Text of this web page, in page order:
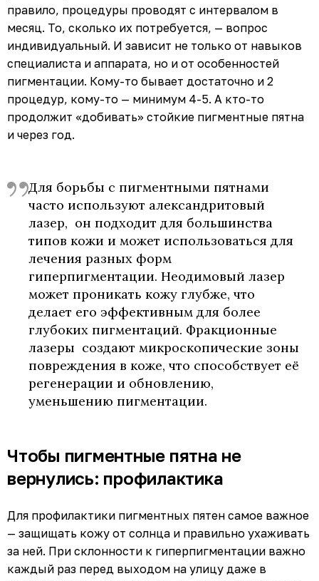
правило, процедуры проводят с интервалом в
месяц. То, сколько их потребуется, — вопрос
индивидуальный. И зависит не только от навыков
специалиста и аппарата, но и от особенностей
пигментации. Кому-то бывает достаточно и 2
процедур, кому-то — минимум 4-5. А кто-то
продолжит «добивать» стойкие пигментные пятна
и через год.
Для борьбы с пигментными пятнами
часто используют александритовый
лазер, он подходит для большинства
типов кожи и может использоваться для
лечения разных форм
гиперпигментации. Неодимовый лазер
может проникать кожу глубже, что
делает его эффективным для более
глубоких пигментаций. Фракционные
лазеры создают микроскопические зоны
повреждения в коже, что способствует её
регенерации и обновлению,
уменьшению пигментации.
Чтобы пигментные пятна не
вернулись: профилактика
Для профилактики пигментных пятен самое важное
— защищать кожу от солнца и правильно ухаживать
за ней. При склонности к гиперпигментации важно
каждый раз перед выходом на улицу даже в